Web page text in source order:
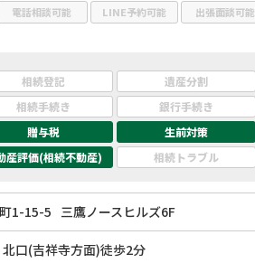
電話相談可能 LINE予約可能 出張面談可能
相続登記
遺産分割
相続手続き
銀行手続き
贈与税
生前対策
産評価(相続不動産) 相続トラブル
1-15-5 三鷹ノースヒルズ6F
口(吉祥寺方面)徒歩2分